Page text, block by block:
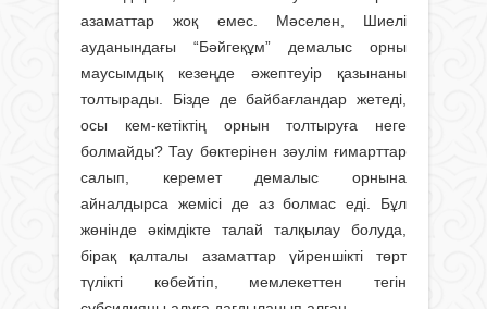
азаматтар жоқ емес. Мәселен, Шиелі
ауданындағы “Бәйгеқұм” демалыс орны
маусымдық кезеңде әжептеуір қазынаны
толтырады. Бізде де байбағландар жетеді,
осы кем-кетіктің орнын толтыруға неге
болмайды? Тау бөктерінен зәулім ғимарттар
салып, керемет демалыс орнына
айналдырса жемісі де аз болмас еді. Бұл
жөнінде әкімдікте талай талқылау болуда,
бірақ қалталы азаматтар үйреншікті төрт
түлікті көбейтіп, мемлекеттен тегін